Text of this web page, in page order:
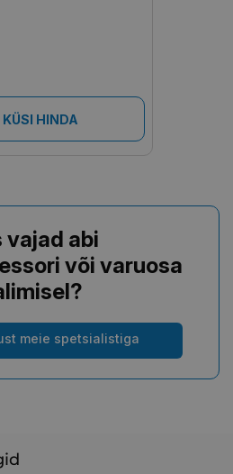
KÜSI HINDA
vajad abi
või varuosa
meie spetsialistiga